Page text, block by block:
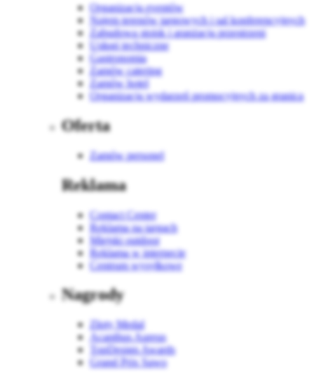
Organizacja eventów
Najem terenów targowych i sal konferencyjnych
Zabudowa stoisk i aranżacja przestrzeni
Usługi techniczne
Gastronomia
Zamów catering
Zamów hotel
Organizacja wydarzeń promocyjnych za granicą
Oferta
Zamów personel
Reklama
Contact Center
Reklama na targach
Miejski outdoor
Reklama w internecie
Centrum wysyłkowe
Nagrody
Złoty Medal
Acanthus Aureus
TopDesign Awards
Grand Prix Sawo